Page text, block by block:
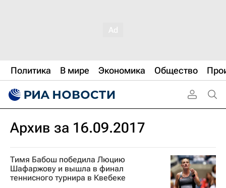
Политика В мире Экономика Общество
Архив за 16.09.2017
Тимя Бабош победила Люцию
Шафаржову и вышла в финал
теннисного турнира в Квебеке